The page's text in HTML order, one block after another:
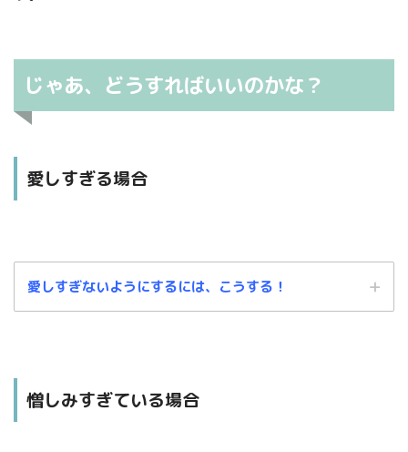
じゃあ、どうすればいいのかな？
愛しすぎる場合
愛しすぎないようにするには、こうする！
憎しみすぎている場合